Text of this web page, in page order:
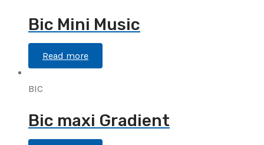
Bic Mini Music
Read more
BIC
Bic maxi Gradient